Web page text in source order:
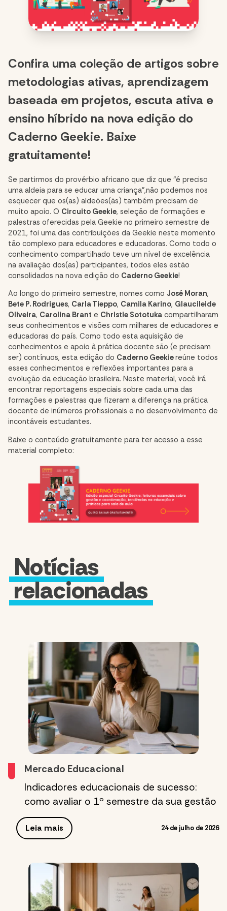
Confira uma coleção de artigos sobre
metodologias ativas, aprendizagem
baseada em projetos, escuta ativa e
ensino híbrido na nova edição do
Caderno Geekie. Baixe
gratuitamente!
Se partirmos do provérbio africano que diz que “é preciso
uma aldeia para se educar uma criança”,não podemos nos
esquecer que os(as) aldeões(ãs) também precisam de
muito apoio. O Circuito Geekie, seleção de formações e
palestras oferecidas pela Geekie no primeiro semestre de
2021, foi uma das contribuições da Geekie neste momento
tão complexo para educadores e educadoras. Como todo o
conhecimento compartilhado teve um nível de excelência
na avaliação dos(as) participantes, todos eles estão
consolidados na nova edição do Caderno Geekie!
Ao longo do primeiro semestre, nomes como José Moran,
Bete P. Rodrigues, Carla Tieppo, Camila Karino, Glaucileide
Oliveira, Carolina Brant e Christie Sototuka compartilharam
seus conhecimentos e visões com milhares de educadores e
educadoras do país. Como todo esta aquisição de
conhecimentos e apoio à prática docente são (e precisam
ser) contínuos, esta edição do Caderno Geekiereúne todos
esses conhecimentos e reflexões importantes para a
evolução da educação brasileira. Neste material, você irá
encontrar reportagens especiais sobre cada uma das
formações e palestras que fizeram a diferença na prática
docente de inúmeros profissionais e no desenvolvimento de
incontáveis estudantes.
Baixe o conteúdo gratuitamente para ter acesso a esse
material completo:
Notícias
relacionadas
Mercado Educacional
Indicadores educacionais de sucesso:
como avaliar o 1º semestre da sua gestão
Leia mais 24 de julho de 2026